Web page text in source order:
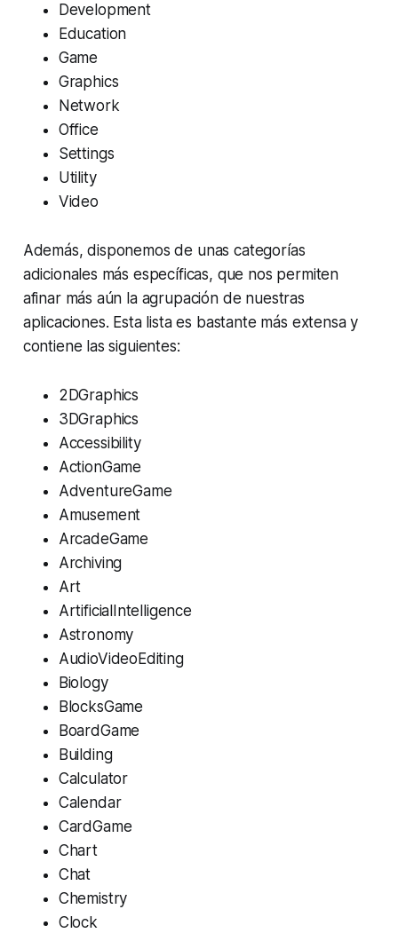
Development
Education
Game
Graphics
Network
Office
Settings
Utility
Video
Además, disponemos de unas categorías
adicionales más específicas, que nos permiten
afinar más aún la agrupación de nuestras
aplicaciones. Esta lista es bastante más extensa y
contiene las siguientes:
2DGraphics
3DGraphics
Accessibility
ActionGame
AdventureGame
Amusement
ArcadeGame
Archiving
Art
ArtificialIntelligence
Astronomy
AudioVideoEditing
Biology
BlocksGame
BoardGame
Building
Calculator
Calendar
CardGame
Chart
Chat
Chemistry
Clock